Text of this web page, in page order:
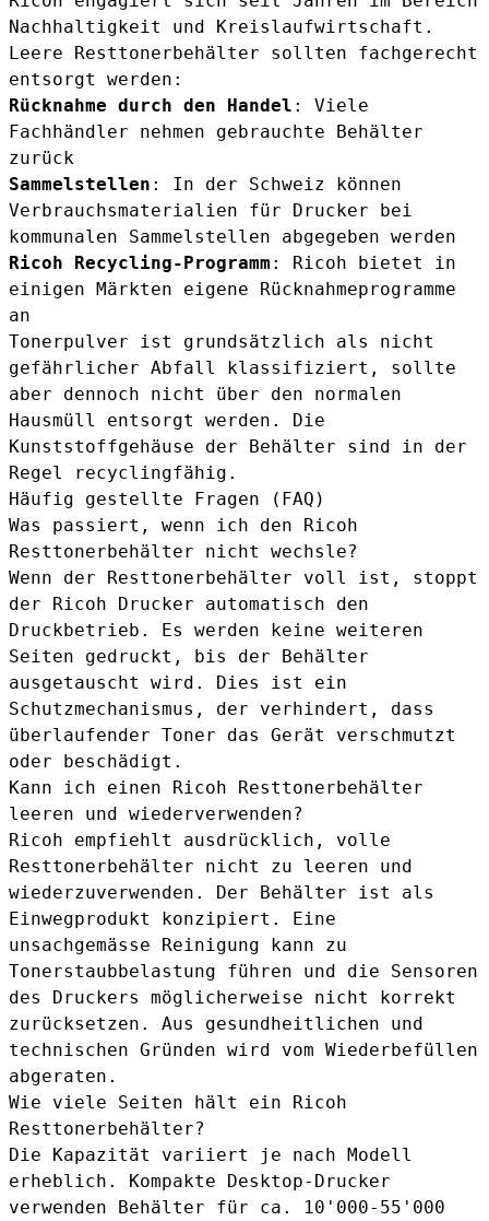
Nachhaltigkeit und Kreislaufwirtschaft.
Leere Resttonerbehälter sollten fachgerecht
entsorgt werden:
Rücknahme durch den Handel : Viele
Fachhändler nehmen gebrauchte Behälter
zurück
Sammelstellen : In der Schweiz können
Verbrauchsmaterialien für Drucker bei
kommunalen Sammelstellen abgegeben werden
Ricoh Recycling-Programm : Ricoh bietet in
einigen Märkten eigene Rücknahmeprogramme
an
Tonerpulver ist grundsätzlich als nicht
gefährlicher Abfall klassifiziert, sollte
aber dennoch nicht über den normalen
Hausmüll entsorgt werden. Die
Kunststoffgehäuse der Behälter sind in der
Regel recyclingfähig.
Häufig gestellte Fragen (FAQ)
Was passiert, wenn ich den Ricoh
Resttonerbehälter nicht wechsle?
Wenn der Resttonerbehälter voll ist, stoppt
der Ricoh Drucker automatisch den
Druckbetrieb. Es werden keine weiteren
Seiten gedruckt, bis der Behälter
ausgetauscht wird. Dies ist ein
Schutzmechanismus, der verhindert, dass
überlaufender Toner das Gerät verschmutzt
oder beschädigt.
Kann ich einen Ricoh Resttonerbehälter
leeren und wiederverwenden?
Ricoh empfiehlt ausdrücklich, volle
Resttonerbehälter nicht zu leeren und
wiederzuverwenden. Der Behälter ist als
Einwegprodukt konzipiert. Eine
unsachgemässe Reinigung kann zu
Tonerstaubbelastung führen und die Sensoren
des Druckers möglicherweise nicht korrekt
zurücksetzen. Aus gesundheitlichen und
technischen Gründen wird vom Wiederbefüllen
abgeraten.
Wie viele Seiten hält ein Ricoh
Resttonerbehälter?
Die Kapazität variiert je nach Modell
erheblich. Kompakte Desktop-Drucker
verwenden Behälter für ca. 10'000-55'000